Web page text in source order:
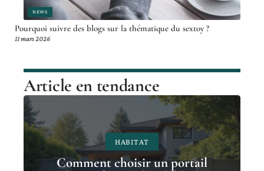
NEWS
Pourquoi suivre des blogs sur la thématique du sextoy ?
11 mars 2026
Article en tendance
HABITAT
Comment choisir un portail